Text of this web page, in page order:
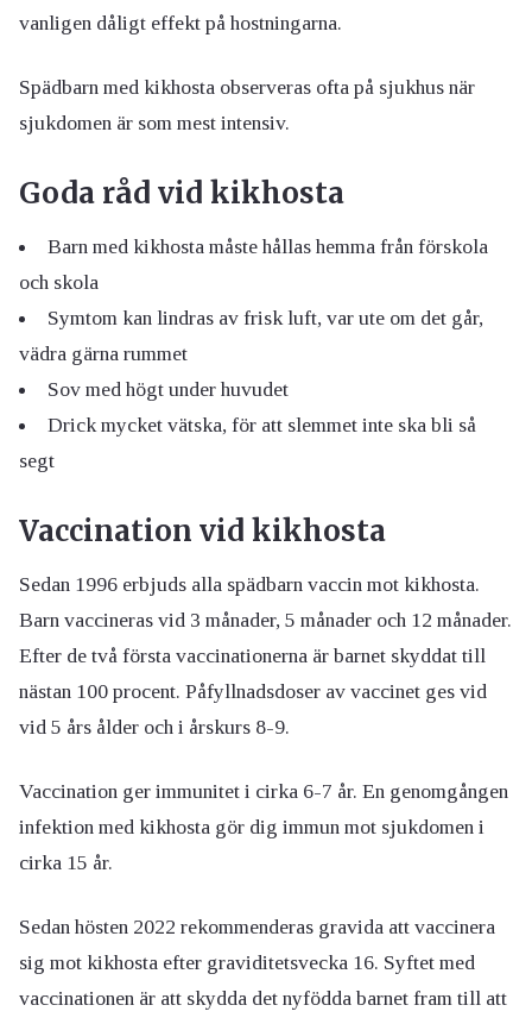
vanligen dåligt effekt på hostningarna.
Spädbarn med kikhosta observeras ofta på sjukhus när
sjukdomen är som mest intensiv.
Goda råd vid kikhosta
Barn med kikhosta måste hållas hemma från förskola
och skola
Symtom kan lindras av frisk luft, var ute om det går,
vädra gärna rummet
Sov med högt under huvudet
Drick mycket vätska, för att slemmet inte ska bli så
segt
Vaccination vid kikhosta
Sedan 1996 erbjuds alla spädbarn vaccin mot kikhosta.
Barn vaccineras vid 3 månader, 5 månader och 12 månader.
Efter de två första vaccinationerna är barnet skyddat till
nästan 100 procent. Påfyllnadsdoser av vaccinet ges vid
vid 5 års ålder och i årskurs 8-9.
Vaccination ger immunitet i cirka 6-7 år. En genomgången
infektion med kikhosta gör dig immun mot sjukdomen i
cirka 15 år.
Sedan hösten 2022 rekommenderas gravida att vaccinera
sig mot kikhosta efter graviditetsvecka 16. Syftet med
vaccinationen är att skydda det nyfödda barnet fram till att